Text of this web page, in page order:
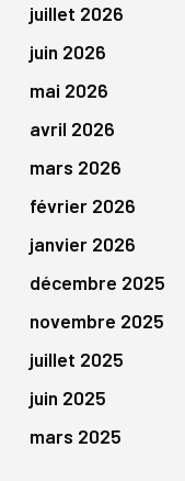
juillet 2026
juin 2026
mai 2026
avril 2026
mars 2026
février 2026
janvier 2026
décembre 2025
novembre 2025
juillet 2025
juin 2025
mars 2025